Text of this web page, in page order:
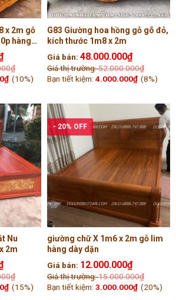
x 2m gỗ
hàng
₫
₫ (10%)
G83 Giường hoa hồng gỗ gõ đỏ,
kích thước 1m8 x 2m
Giá bán: 48.000.000₫
Giá thị trường:52.000.000₫
Bạn tiết kiệm: 4.000.000₫ (8%)
Nu
2m
₫
₫ (15%)
- 20% OFF
giường chữ X 1m6 x 2m gỗ lim
hàng dày dặn
Giá bán: 12.000.000₫
Giá thị trường:15.000.000₫
Bạn tiết kiệm: 3.000.000₫ (20%)